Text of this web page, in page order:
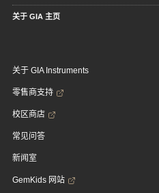
关于 GIA 主页
关于 GIA Instruments
零售商支持
校区商店
常见问答
新闻室
GemKids 网站